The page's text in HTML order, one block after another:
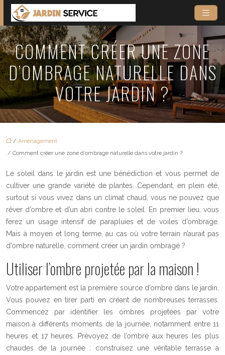
COMMENT CRÉER UNE ZONE
D’OMBRAGE NATURELLE DANS
VOTRE JARDIN ?
/ Aménagement
/ Comment créer une zone d’ombrage naturelle dans votre jardin ?
Le soleil dans le jardin est une bénédiction et vous permet de
cultiver une grande variété de plantes. Cependant, en plein été,
surtout si vous vivez dans un climat chaud, vous ne pouvez que
rêver d’ombre et d’un abri contre le soleil. En premier lieu, vous
ferez un usage intensif de parapluies et de voiles d’ombrage.
Mais à moyen et long terme, au cas où votre terrain n’aurait pas
d’ombre naturelle, comment créer un jardin ombragé ?
Utiliser l’ombre projetée par la maison !
Votre appartement est la première source d’ombre dans le jardin.
Vous pouvez en tirer parti en créant de nombreuses terrasses.
Commencez par identifier les ombres projetées par votre
maison à différents moments de la journée, notamment entre 11
heures et 17 heures. Prévoyez de l’ombre aux heures les plus
chaudes de la journée : construisez une véritable terrasse à